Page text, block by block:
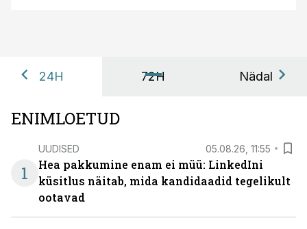
24H 72H Nädal
ENIMLOETUD
1
UUDISED 05.08.26, 11:55
Hea pakkumine enam ei müü: LinkedIni
küsitlus näitab, mida kandidaadid tegelikult
ootavad